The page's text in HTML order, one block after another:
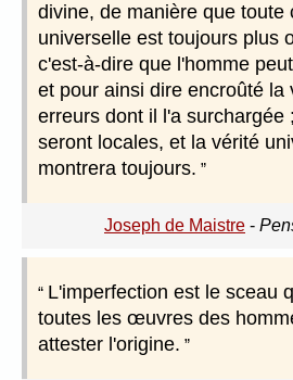
divine, de manière que toute
universelle est toujours plus
c'est-à-dire que l'homme
et pour ainsi dire encroûté la
erreurs dont il l'a surchargée
seront locales, et la vérité
montrera toujours.
Joseph de Maistre -
L'imperfection est le sceau
toutes les œuvres des
attester l'origine.